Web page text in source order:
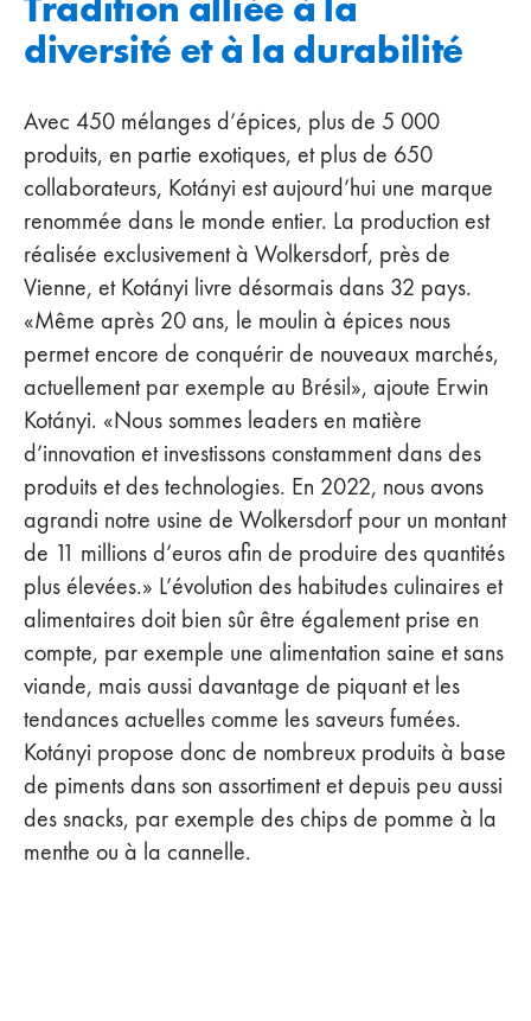
diversité et à la durabilité
Avec 450 mélanges d’épices, plus de 5 000
produits, en partie exotiques, et plus de 650
collaborateurs, Kotányi est aujourd’hui une marque
renommée dans le monde entier. La production est
réalisée exclusivement à Wolkersdorf, près de
Vienne, et Kotányi livre désormais dans 32 pays.
«Même après 20 ans, le moulin à épices nous
permet encore de conquérir de nouveaux marchés,
actuellement par exemple au Brésil», ajoute Erwin
Kotányi. «Nous sommes leaders en matière
d’innovation et investissons constamment dans des
produits et des technologies. En 2022, nous avons
agrandi notre usine de Wolkersdorf pour un montant
de 11 millions d’euros afin de produire des quantités
plus élevées.» L’évolution des habitudes culinaires et
alimentaires doit bien sûr être également prise en
compte, par exemple une alimentation saine et sans
viande, mais aussi davantage de piquant et les
tendances actuelles comme les saveurs fumées.
Kotányi propose donc de nombreux produits à base
de piments dans son assortiment et depuis peu aussi
des snacks, par exemple des chips de pomme à la
menthe ou à la cannelle.